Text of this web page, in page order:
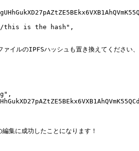
イルのIPFSハッシュも置き換えてください
集に成功したことになります！